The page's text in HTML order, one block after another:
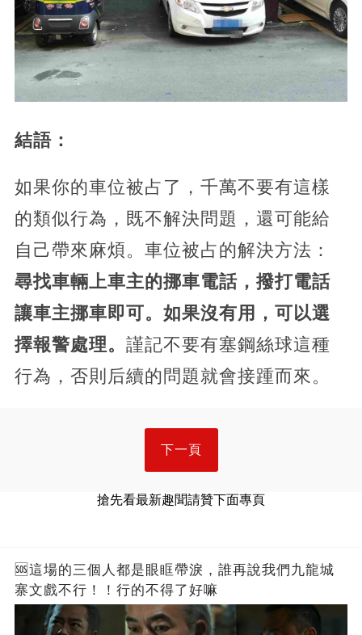
結語：
如果你的車位被占了，千萬不要有這樣
的類似行為，既不解決問題，還可能給
自己帶來麻煩。車位被占的解決方法：
尋找車輛上車主的挪車電話，撥打電話
讓車主挪車即可。如果沒有用，可以選
擇報警處理。 謹記不要有塞鋼絲球這種
行為，否則后續的問題就會接踵而來。
下一頁
搶先看最新趣聞請贊下面專頁
🆘這場的三個人都是眼眶帶淚，誰再說我們九龍城
寨文戲不行！！行的不得了好嘛